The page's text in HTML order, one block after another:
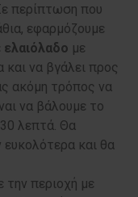
περίπτωση που
εφαρμόζουμε
ελαιόλαδο με
να βγάλει προς
ακόμη τρόπος να
να βάλουμε το
λεπτά. Θα
ευκολότερα και θα
την περιοχή με